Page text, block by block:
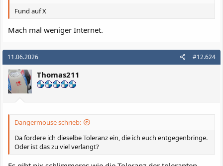
Fund auf X
Mach mal weniger Internet.
11.06.2026 #12.624
Thomas211
Dangermouse schrieb:
Da fordere ich dieselbe Toleranz ein, die ich euch entgegenbringe.
Oder ist das zu viel verlangt?